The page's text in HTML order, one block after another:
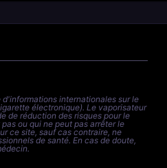
d'informations internationales sur le
électronique). Le vaporisateur
de réduction des risques pour le
ou qui ne peut pas arrêter le
ce site, sauf cas contraire, ne
de santé. En cas de doute,